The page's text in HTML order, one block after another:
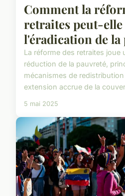
Comment la
retraites peut-
l'éradication de la
La réforme des retraites joue
réduction de la pauvreté,
mécanismes de
extension accrue de la
5 mai 2025